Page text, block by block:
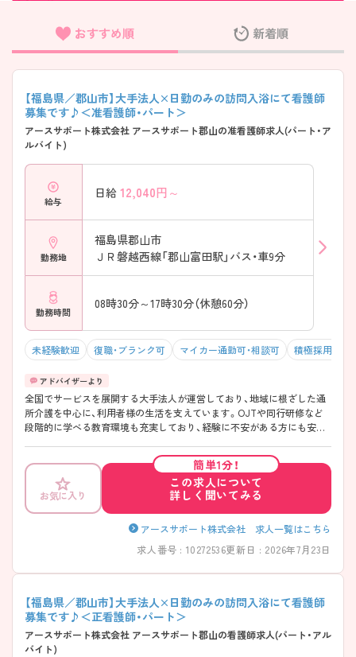
フリーワード検索
おすすめ順 新着順
【福島県／郡山市】大手法人×日勤のみの訪問入浴にて看護師
募集です♪＜准看護師・パート＞
アースサポート株式会社 アースサポート郡山の准看護師求人(パート・ア
ルバイト)
給与
日給 12,040円～
勤務地
福島県郡山市
ＪＲ磐越西線「郡山富田駅」バス・車9分
勤務時間
08時30分～17時30分（休憩60分）
未経験歓迎 復職・ブランク可 マイカー通勤可・相談可 積極採用中
全国でサービスを展開する大手法人が運営しており、地域に根ざした通
所介護を中心に、利用者様の生活を支えています。OJTや同行研修など
段階的に学べる教育環境も充実しており、経験に不安がある方にも安心
です♪ ご興味のある方には、面接対策ポイントなど、さらに詳細をご案
内しますのでお気軽にご相談ください！
お気に入り
簡単1分！
この求人について
詳しく聞いてみる
アースサポート株式会社 求人一覧はこちら
求人番号 : 10272536更新日 : 2026年7月23日
【福島県／郡山市】大手法人×日勤のみの訪問入浴にて看護師
募集です♪＜正看護師・パート＞
アースサポート株式会社 アースサポート郡山の看護師求人(パート・アル
バイト)